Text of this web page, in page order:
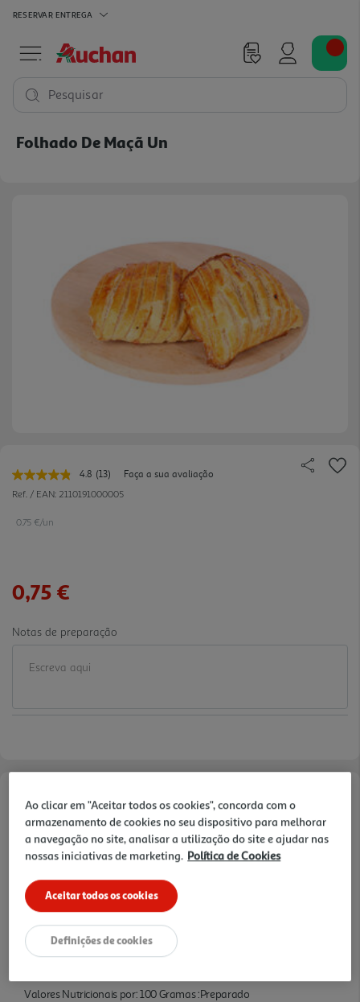
RESERVAR ENTREGA
Pesquisar
Folhado De Maçã Un
4.8 Leu
13
(13)
Faça a sua avaliação
Ref. / EAN: 2110191000005
0.75 €/un
0,75 €
Notas de preparação
Características
Ingredientes/Composição
INGREDIENTES: Recheio 37% (maçã (mín. 85%), xarope de
glicosefrutose, acidificante (E300)), farinha de TRIGO (contém
GLÚTEN), MANTEIGA (LEITE)(20,5%), água, OVOS, sal, GLÚTEN de
TRIGO, levedura desativada, farinha de TRIGO MALTADA (contém
GLÚTEN). Pode co nter vestígios de FRUTOS DE CASCA RIJA..
Valores Nutricionais por: 100 Gramas :Preparado
Ao clicar em "Aceitar todos os cookies", concorda com o
armazenamento de cookies no seu dispositivo para melhorar
a navegação no site, analisar a utilização do site e ajudar nas
nossas iniciativas de marketing. Política de Cookies
Aceitar todos os cookies
Definições de cookies